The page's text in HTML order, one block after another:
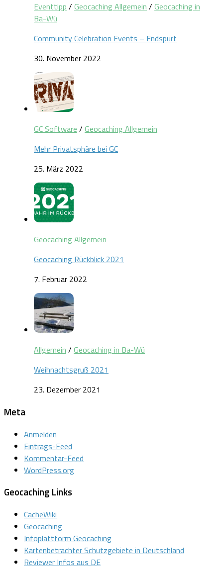
Eventtipp / Geocaching Allgemein / Geocaching in
Ba-Wü
Community Celebration Events – Endspurt
30. November 2022
GC Software / Geocaching Allgemein
Mehr Privatsphäre bei GC
25. März 2022
Geocaching Allgemein
Geocaching Rückblick 2021
7. Februar 2022
Allgemein / Geocaching in Ba-Wü
Weihnachtsgruß 2021
23. Dezember 2021
Meta
Anmelden
Eintrags-Feed
Kommentar-Feed
WordPress.org
Geocaching Links
CacheWiki
Geocaching
Infoplattform Geocaching
Kartenbetrachter Schutzgebiete in Deutschland
Reviewer Infos aus DE